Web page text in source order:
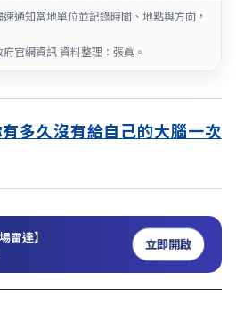
通知當地單位並記錄時間、地點與方向，
官網資訊 資料整理：張眞。
多久沒有給自己的大腦一次
雷達】 立即開啟